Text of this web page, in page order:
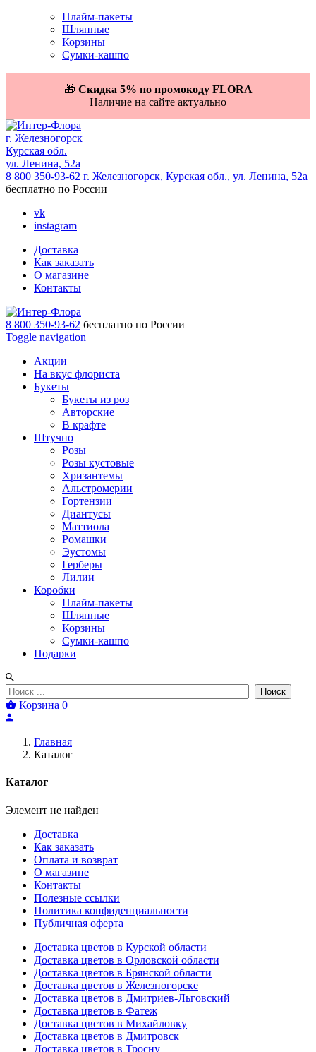
Плайм-пакеты
Шляпные
Корзины
Сумки-кашпо
🎁 Скидка 5% по промокоду FLORA
Наличие на сайте актуально
г. Железногорск
Курская обл.
ул. Ленина, 52а
8 800 350-93-62 г. Железногорск, Курская обл., ул. Ленина, 52а
бесплатно по России
vk
instagram
Доставка
Как заказать
О магазине
Контакты
8 800 350-93-62 бесплатно по России
Toggle navigation
Акции
На вкус флориста
Букеты
Букеты из роз
Авторские
В крафте
Штучно
Розы
Розы кустовые
Хризантемы
Альстромерии
Гортензии
Диантусы
Маттиола
Ромашки
Эустомы
Герберы
Лилии
Коробки
Плайм-пакеты
Шляпные
Корзины
Сумки-кашпо
Подарки
Поиск
Корзина 0
Главная
Каталог
Каталог
Элемент не найден
Доставка
Как заказать
Оплата и возврат
О магазине
Контакты
Полезные ссылки
Политика конфиденциальности
Публичная оферта
Доставка цветов в Курской области
Доставка цветов в Орловской области
Доставка цветов в Брянской области
Доставка цветов в Железногорске
Доставка цветов в Дмитриев-Льговский
Доставка цветов в Фатеж
Доставка цветов в Михайловку
Доставка цветов в Дмитровск
Доставка цветов в Тросну